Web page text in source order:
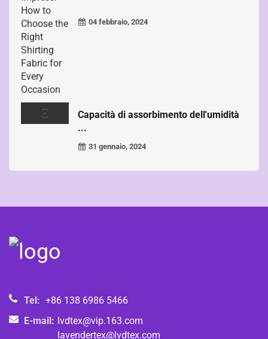
04 febbraio, 2024
Capacità di assorbimento dell'umidità
...
31 gennaio, 2024
Tel: +86 138 6986 5466
E-mail: lvdtex@vip.163.com
lavendertex@lvdtex.com